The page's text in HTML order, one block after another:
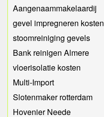
Aangenaammakelaardij
gevel impregneren kosten
stoomreiniging gevels
Bank reinigen Almere
vloerisolatie kosten
Multi-Import
Slotenmaker rotterdam
Hovenier Neede